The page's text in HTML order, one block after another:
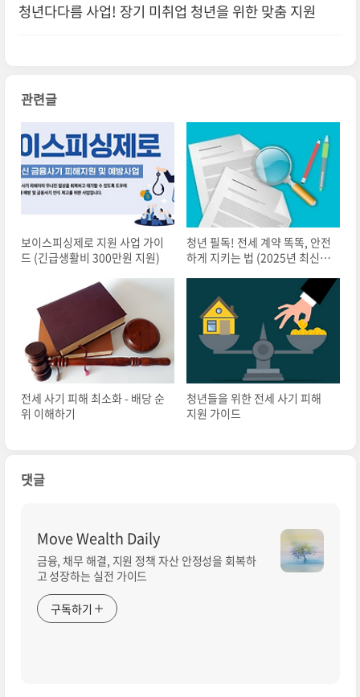
청년다다름 사업! 장기 미취업 청년을 위한 맞춤 지원
관련글
보이스피싱제로 지원 사업 가이
드 (긴급생활비 300만원 지원)
청년 필독! 전세 계약 똑똑, 안전
하게 지키는 법 (2025년 최신 정
전세 사기 피해 최소화 - 배당 순
위 이해하기
청년들을 위한 전세 사기 피해
지원 가이드
댓글
Move Wealth Daily
금융, 채무 해결, 지원 정책 자산 안정성을 회복하
고 성장하는 실전 가이드
구독하기